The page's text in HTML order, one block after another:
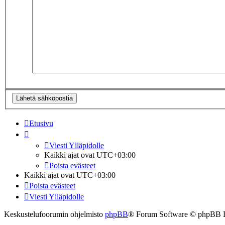
Etusivu
Viesti Ylläpidolle
Kaikki ajat ovatUTC+03:00
Poista evästeet
Kaikki ajat ovatUTC+03:00
Poista evästeet
Viesti Ylläpidolle
Keskustelufoorumin ohjelmisto phpBB® Forum Software © phpBB